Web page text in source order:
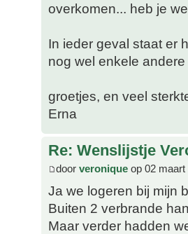
overkomen... heb je
In ieder geval staat er
nog wel enkele
groetjes, en veel
Erna
Re: Wenslijstje
door veronique op 02 maart
Ja we logeren bij mijn
Buiten 2 verbrande
Maar verder hadden